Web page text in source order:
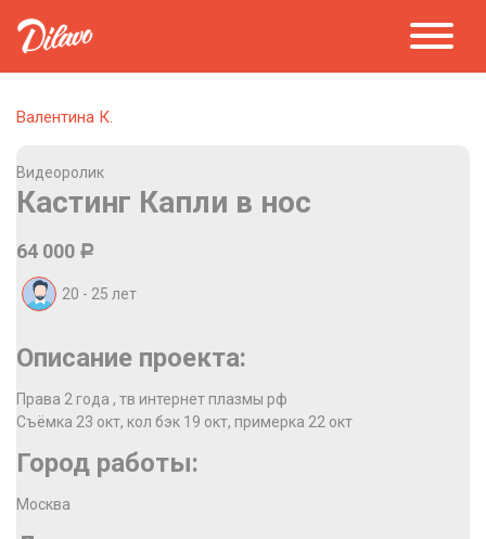
Валентина К.
Видеоролик
Кастинг Капли в нос
64 000 Р
20 - 25 лет
Описание проекта:
Права 2 года , тв интернет плазмы рф
Съёмка 23 окт, кол бэк 19 окт, примерка 22 окт
Город работы:
Москва